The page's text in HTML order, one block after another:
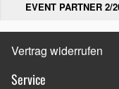
EVENT PARTNER 2/
Vertrag widerrufen
Service